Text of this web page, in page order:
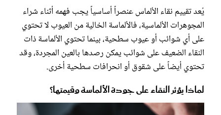
يُعد تقييم نقاء الألماس عنصراً أساسياً يجب فهمه أثناء شراء
المجوهرات الألماسية، فالألماسة الخالية من العيوب لا تحتوي
على أي شوائب أو عيوب سطحية، بينما تحتوي الألماسة ذات
النقاء الضعيف على شوائب يمكن رصدها بالعين المجردة، وقد
تحتوي أيضاً على شقوق أو انحرافات سطحية أخرى.
لماذا يؤثر النقاء على جودة الألماسة وقيمتها؟